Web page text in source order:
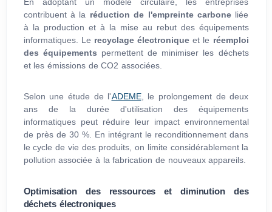
contribuent à la réduction de l'empreinte carbone liée
à la production et à la mise au rebut des équipements
informatiques. Le recyclage électronique et le réemploi
des équipements permettent de minimiser les déchets
et les émissions de CO2 associées.
Selon une étude de l'ADEME, le prolongement de deux
ans de la durée d'utilisation des équipements
informatiques peut réduire leur impact environnemental
de près de 30 %. En intégrant le reconditionnement dans
le cycle de vie des produits, on limite considérablement la
pollution associée à la fabrication de nouveaux appareils.
Optimisation des ressources et diminution des
déchets électroniques